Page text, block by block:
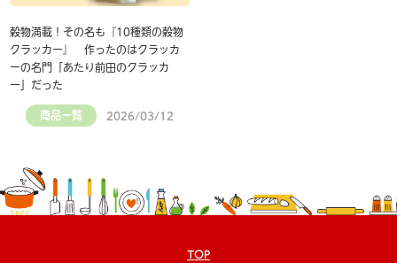
穀物満載！その名も『10種類の穀物
クラッカー』 作ったのはクラッカ
ーの名門「あたり前田のクラッカ
ー」だった
商品一覧 2026/03/12
TOP